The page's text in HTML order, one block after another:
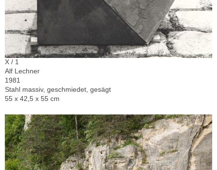
X / 1
Alf Lechner
1981
Stahl massiv, geschmiedet, gesägt
55 x 42,5 x 55 cm